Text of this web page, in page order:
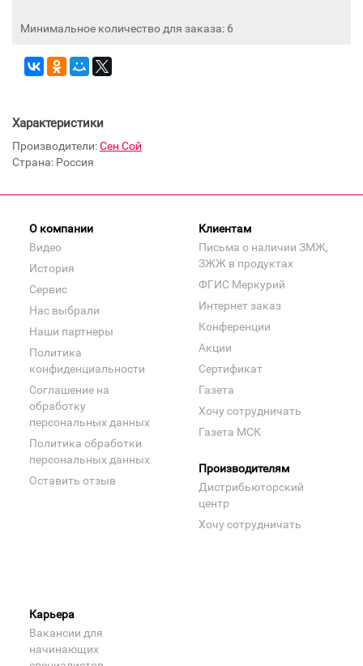
Минимальное количество для заказа: 6
Характеристики
Производители:Сен Сой
Страна: Россия
О компании
Видео
История
Сервис
Нас выбрали
Наши партнеры
Политика
конфиденциальности
Соглашение на
обработку
персональных данных
Политика обработки
персональных данных
Оставить отзыв
Клиентам
Письма о наличии ЗМЖ,
ЗЖЖ в продуктах
ФГИС Меркурий
Интернет заказ
Конференции
Акции
Сертификат
Газета
Хочу сотрудничать
Газета МСК
Производителям
Дистрибьюторский
центр
Хочу сотрудничать
Карьера
Вакансии для
начинающих